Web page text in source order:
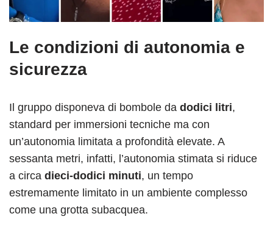
Le condizioni di autonomia e
sicurezza
Il gruppo disponeva di bombole da dodici litri,
standard per immersioni tecniche ma con
un’autonomia limitata a profondità elevate. A
sessanta metri, infatti, l’autonomia stimata si riduce
a circa dieci-dodici minuti, un tempo
estremamente limitato in un ambiente complesso
come una grotta subacquea.